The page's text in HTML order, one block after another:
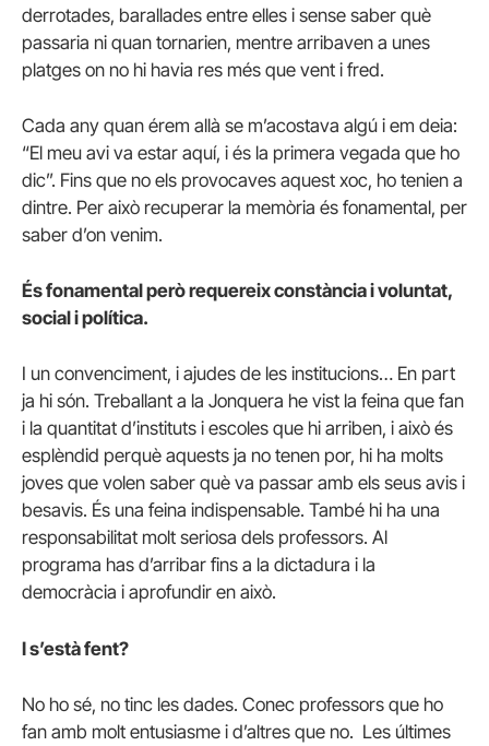
derrotades, barallades entre elles i sense saber què
passaria ni quan tornarien, mentre arribaven a unes
platges on no hi havia res més que vent i fred.
Cada any quan érem allà se m’acostava algú i em deia:
“El meu avi va estar aquí, i és la primera vegada que ho
dic”. Fins que no els provocaves aquest xoc, ho tenien a
dintre. Per això recuperar la memòria és fonamental, per
saber d’on venim.
És fonamental però requereix constància i voluntat,
social i política.
I un convenciment, i ajudes de les institucions… En part
ja hi són. Treballant a la Jonquera he vist la feina que fan
i la quantitat d’instituts i escoles que hi arriben, i això és
esplèndid perquè aquests ja no tenen por, hi ha molts
joves que volen saber què va passar amb els seus avis i
besavis. És una feina indispensable. També hi ha una
responsabilitat molt seriosa dels professors. Al
programa has d’arribar fins a la dictadura i la
democràcia i aprofundir en això.
I s’està fent?
No ho sé, no tinc les dades. Conec professors que ho
fan amb molt entusiasme i d’altres que no. Les últimes